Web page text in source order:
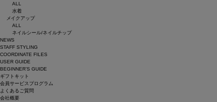
ALL
水着
メイクアップ
ALL
ネイルシール/ネイルチップ
NEWS
STAFF STYLING
COORDINATE FILES
USER GUIDE
BEGINNER’S GUIDE
ギフトキット
会員サービスプログラム
よくあるご質問
会社概要